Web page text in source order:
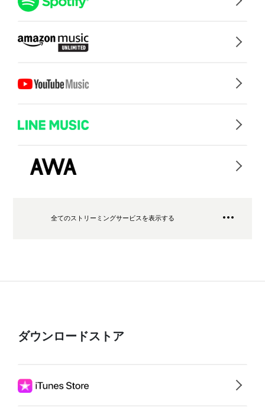
全てのストリーミングサービスを表示する
ダウンロードストア